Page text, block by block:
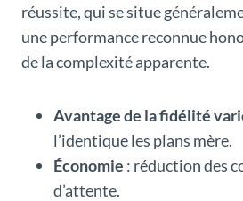
réussite, qui se situe
une performance reconnue
de la complexité apparente.
Avantage de la fidélité
l’identique les plans mère.
Économie : réduction des
d’attente.